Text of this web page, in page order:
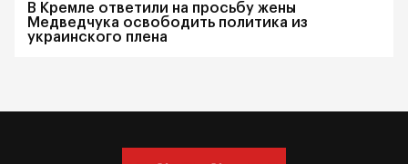
В Кремле ответили на просьбу жены
Медведчука освободить политика из
украинского плена